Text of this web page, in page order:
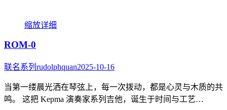
缩放详细
ROM-0
联名系列 rudolphquan2025-10-16
当第一缕晨光洒在琴弦上，每一次拨动，都是心灵与木质的共
鸣。 这把 Kepma 演奏家系列吉他，诞生于时间与工艺…